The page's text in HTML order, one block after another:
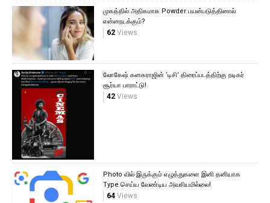
முகத்தில் அதிகமாக Powder பயன்படுத்தினால்
என்னநடக்கும்?
62Views
லோகேஷ் கனகராஜின் ‘டிசி’ திரைப்படத்திற்கு நடிகர்
சூர்யா பாராட்டு!
42Views
Photo வில் இருக்கும் எழுத்துகளை இனி தனியாக
Type செய்ய வேண்டிய அவசியமில்லை!
64Views